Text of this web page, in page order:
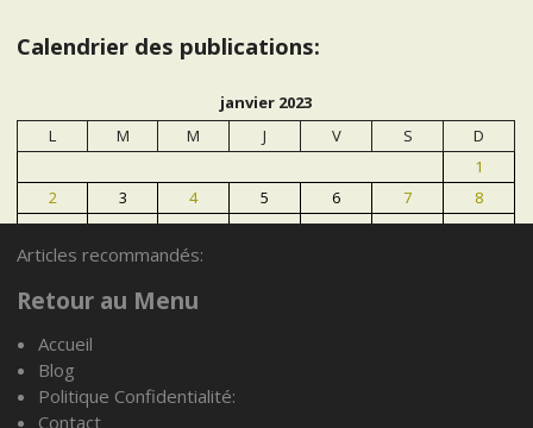
Calendrier des publications:
janvier 2023
L
M M J V S
D
1
2
3 4 5 6 7
8
9
10 11 12 13 14
15
16
17 18
23
Articles recommandés:
Retour au Menu
Accueil
Blog
Politique Confidentialité:
Contact